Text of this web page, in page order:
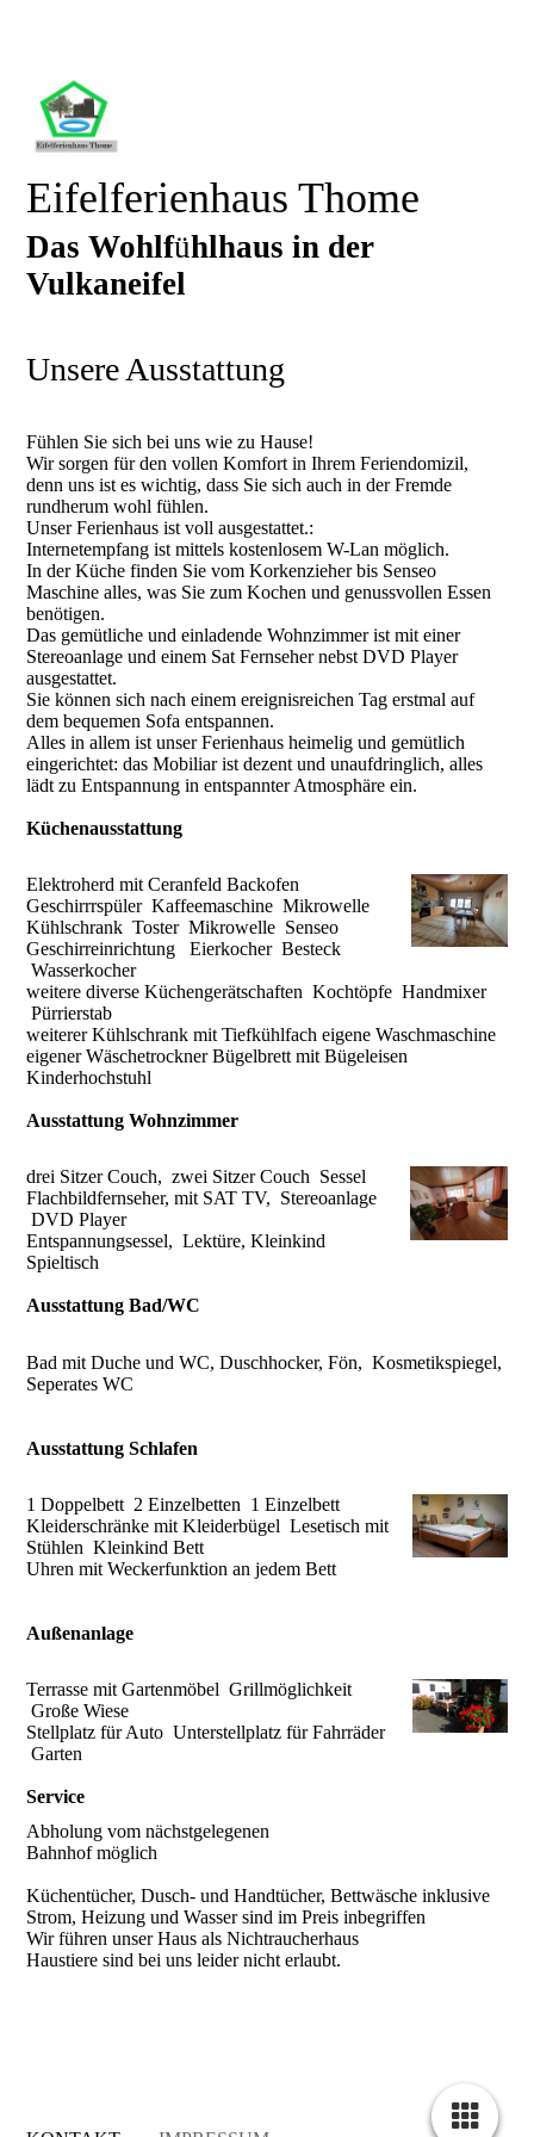
Eifelferienhaus Thome
Das Wohlfühlhaus in der
Vulkaneifel
Unsere Ausstattung
Fühlen Sie sich bei uns wie zu Hause!
Wir sorgen für den vollen Komfort in Ihrem Feriendomizil,
denn uns ist es wichtig, dass Sie sich auch in der Fremde
rundherum wohl fühlen.
Unser Ferienhaus ist voll ausgestattet.:
Internetempfang ist mittels kostenlosem W-Lan möglich.
In der Küche finden Sie vom Korkenzieher bis Senseo
Maschine alles, was Sie zum Kochen und genussvollen Essen
benötigen.
Das gemütliche und einladende Wohnzimmer ist mit einer
Stereoanlage und einem Sat Fernseher nebst DVD Player
ausgestattet.
Sie können sich nach einem ereignisreichen Tag erstmal auf
dem bequemen Sofa entspannen.
Alles in allem ist unser Ferienhaus heimelig und gemütlich
eingerichtet: das Mobiliar ist dezent und unaufdringlich, alles
lädt zu Entspannung in entspannter Atmosphäre ein.
Küchenausstattung
Elektroherd mit Ceranfeld Backofen
Geschirrrspüler Kaffeemaschine Mikrowelle
Kühlschrank Toster Mikrowelle Senseo
Geschirreinrichtung Eierkocher Besteck
Wasserkocher
weitere diverse Küchengerätschaften Kochtöpfe Handmixer
Pürrierstab
weiterer Kühlschrank mit Tiefkühlfach eigene Waschmaschine
eigener Wäschetrockner Bügelbrett mit Bügeleisen
Kinderhochstuhl
Ausstattung Wohnzimmer
drei Sitzer Couch, zwei Sitzer Couch Sessel
Flachbildfernseher, mit SAT TV, Stereoanlage
DVD Player
Entspannungsessel, Lektüre, Kleinkind
Spieltisch
Ausstattung Bad/WC
Bad mit Duche und WC, Duschhocker, Fön, Kosmetikspiegel,
Seperates WC
Ausstattung Schlafen
1 Doppelbett 2 Einzelbetten 1 Einzelbett
Kleiderschränke mit Kleiderbügel Lesetisch mit
Stühlen Kleinkind Bett
Uhren mit Weckerfunktion an jedem Bett
Außenanlage
Terrasse mit Gartenmöbel Grillmöglichkeit
Große Wiese
Stellplatz für Auto Unterstellplatz für Fahrräder
Garten
Service
Abholung vom nächstgelegenen
Bahnhof möglich
Küchentücher, Dusch- und Handtücher, Bettwäsche inklusive
Strom, Heizung und Wasser sind im Preis inbegriffen
Wir führen unser Haus als Nichtraucherhaus
Haustiere sind bei uns leider nicht erlaubt.